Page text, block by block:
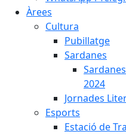
Àrees
Cultura
Pubillatge
Sardanes
2024
Jornades
Esports
Estació de